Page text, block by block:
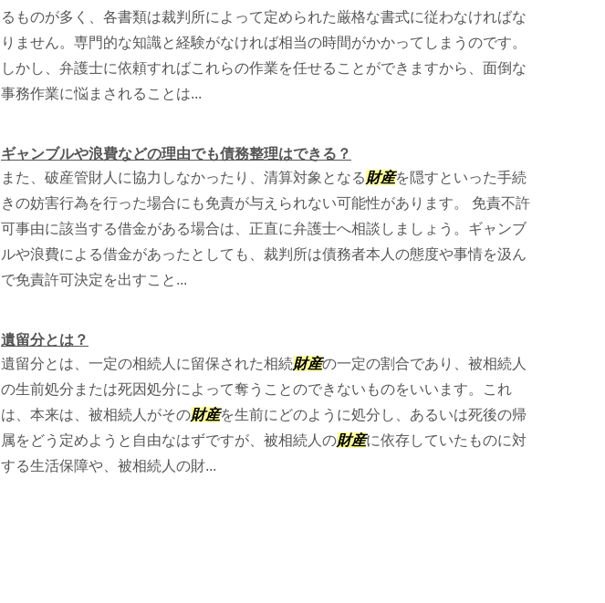
るものが多く、各書類は裁判所によって定められた厳格な書式に従わなければな
りません。専門的な知識と経験がなければ相当の時間がかかってしまうのです。
しかし、弁護士に依頼すればこれらの作業を任せることができますから、面倒な
事務作業に悩まされることは...
ギャンブルや浪費などの理由でも債務整理はできる？
また、破産管財人に協力しなかったり、清算対象となる財産を隠すといった手続
きの妨害行為を行った場合にも免責が与えられない可能性があります。 免責不許
可事由に該当する借金がある場合は、正直に弁護士へ相談しましょう。ギャンブ
ルや浪費による借金があったとしても、裁判所は債務者本人の態度や事情を汲ん
で免責許可決定を出すこと...
遺留分とは？
遺留分とは、一定の相続人に留保された相続財産の一定の割合であり、被相続人
の生前処分または死因処分によって奪うことのできないものをいいます。これ
は、本来は、被相続人がその財産を生前にどのように処分し、あるいは死後の帰
属をどう定めようと自由なはずですが、被相続人の財産に依存していたものに対
する生活保障や、被相続人の財...